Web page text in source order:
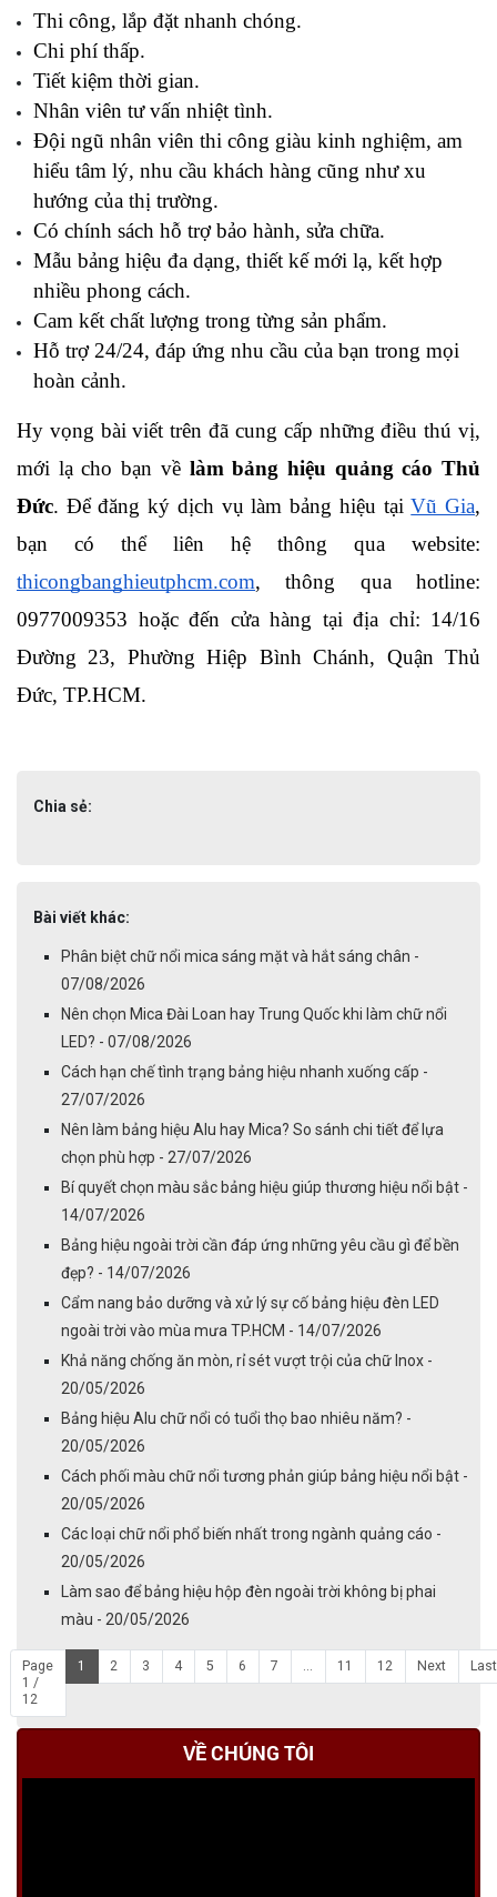
VỀ CHÚNG TÔI
Thi công, lắp đặt nhanh chóng.
Chi phí thấp.
Tiết kiệm thời gian.
Nhân viên tư vấn nhiệt tình.
Đội ngũ nhân viên thi công giàu kinh nghiệm, am
hiểu tâm lý, nhu cầu khách hàng cũng như xu
hướng của thị trường.
Có chính sách hỗ trợ bảo hành, sửa chữa.
Mẫu bảng hiệu đa dạng, thiết kế mới lạ, kết hợp
nhiều phong cách.
Cam kết chất lượng trong từng sản phẩm.
Hỗ trợ 24/24, đáp ứng nhu cầu của bạn trong mọi
hoàn cảnh.
Hy vọng bài viết trên đã cung cấp những điều thú vị,
mới lạ cho bạn về làm bảng hiệu quảng cáo Thủ
Đức. Để đăng ký dịch vụ làm bảng hiệu tại Vũ Gia,
thicongbanghieutphcm.com, thông qua hotline:
0977009353 hoặc đến cửa hàng tại địa chỉ: 14/16
Đường 23, Phường Hiệp Bình Chánh, Quận Thủ
Đức, TP.HCM.
Chia sẻ:
Bài viết khác:
Phân biệt chữ nổi mica sáng mặt và hắt sáng chân -
07/08/2026
Nên chọn Mica Đài Loan hay Trung Quốc khi làm chữ nổi
LED? - 07/08/2026
Cách hạn chế tình trạng bảng hiệu nhanh xuống cấp -
27/07/2026
Nên làm bảng hiệu Alu hay Mica? So sánh chi tiết để lựa
chọn phù hợp - 27/07/2026
Bí quyết chọn màu sắc bảng hiệu giúp thương hiệu nổi bật -
14/07/2026
Bảng hiệu ngoài trời cần đáp ứng những yêu cầu gì để bền
đẹp? - 14/07/2026
Cẩm nang bảo dưỡng và xử lý sự cố bảng hiệu đèn LED
ngoài trời vào mùa mưa TP.HCM - 14/07/2026
Khả năng chống ăn mòn, rỉ sét vượt trội của chữ Inox -
20/05/2026
Bảng hiệu Alu chữ nổi có tuổi thọ bao nhiêu năm? -
20/05/2026
Cách phối màu chữ nổi tương phản giúp bảng hiệu nổi bật -
20/05/2026
Các loại chữ nổi phổ biến nhất trong ngành quảng cáo -
20/05/2026
Làm sao để bảng hiệu hộp đèn ngoài trời không bị phai
màu - 20/05/2026
Page
1 /
12
1 2 3 4 5 6 7 11 12 Next Last